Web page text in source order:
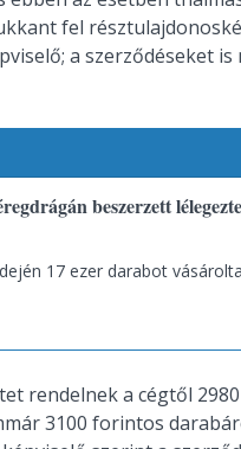
fel
a szerződéseket is
beszerzett
17 ezer darabot
rendelnek a cégtől
3100 forintos